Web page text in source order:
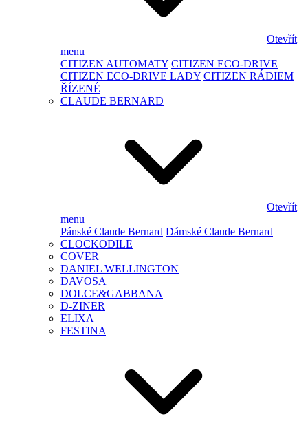
Otevřít
menu
CITIZEN AUTOMATY CITIZEN ECO-DRIVE
CITIZEN ECO-DRIVE LADY CITIZEN RÁDIEM
ŘÍZENÉ
CLAUDE BERNARD
Otevřít
menu
Pánské Claude Bernard Dámské Claude Bernard
CLOCKODILE
COVER
DANIEL WELLINGTON
DAVOSA
DOLCE&GABBANA
D-ZINER
ELIXA
FESTINA